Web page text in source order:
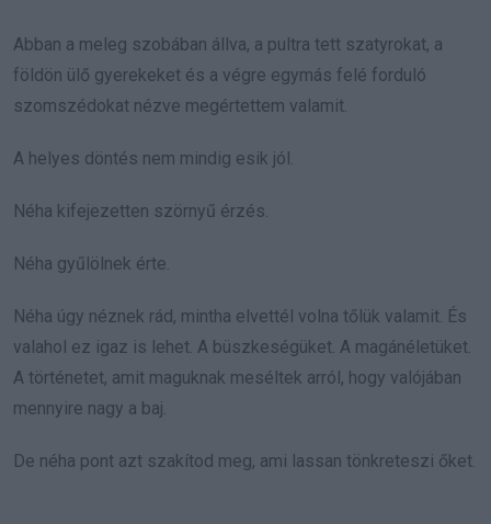
Abban a meleg szobában állva, a pultra tett szatyrokat, a
földön ülő gyerekeket és a végre egymás felé forduló
szomszédokat nézve megértettem valamit.
A helyes döntés nem mindig esik jól.
Néha kifejezetten szörnyű érzés.
Néha gyűlölnek érte.
Néha úgy néznek rád, mintha elvettél volna tőlük valamit. És
valahol ez igaz is lehet. A büszkeségüket. A magánéletüket.
A történetet, amit maguknak meséltek arról, hogy valójában
mennyire nagy a baj.
De néha pont azt szakítod meg, ami lassan tönkreteszi őket.